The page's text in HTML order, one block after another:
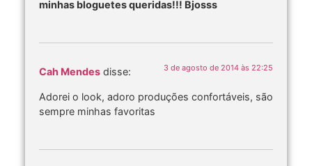
minhas bloguetes queridas!!! Bjosss
Cah Mendes disse: 3 de agosto de 2014 às 22:25
Adorei o look, adoro produções confortáveis, são
sempre minhas favoritas